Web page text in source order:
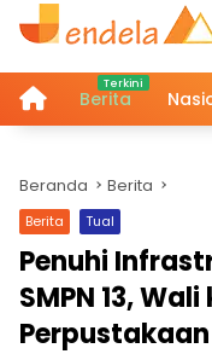
Langsung
HomeBerita
Beranda Berita
Berita Tual
Penuhi
SMPN 13,